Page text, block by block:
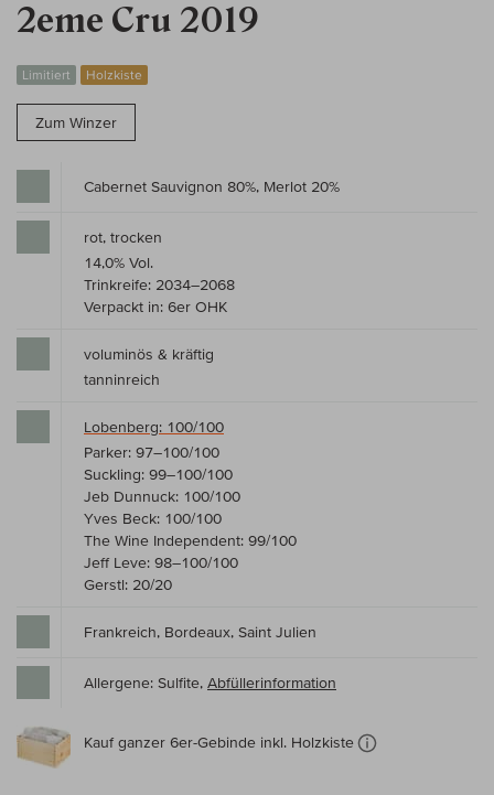
2eme Cru 2019
Limitiert Holzkiste
Zum Winzer
Cabernet Sauvignon 80%, Merlot 20%
rot, trocken
14,0% Vol.
Trinkreife: 2034–2068
Verpackt in: 6er OHK
voluminös & kräftig
tanninreich
Lobenberg: 100/100
Parker: 97–100/100
Suckling: 99–100/100
Jeb Dunnuck: 100/100
Yves Beck: 100/100
The Wine Independent: 99/100
Jeff Leve: 98–100/100
Gerstl: 20/20
Frankreich, Bordeaux, Saint Julien
Allergene: Sulfite, Abfüllerinformation
Kauf ganzer 6er-Gebinde inkl. Holzkiste